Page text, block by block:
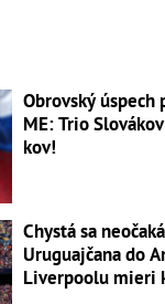
Obrovský úspech
ME: Trio
kov!
Chystá sa
Uruguajčana do
Liverpoolu mieri